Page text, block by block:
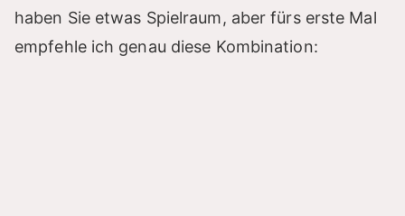
haben Sie etwas Spielraum, aber fürs erste Mal
empfehle ich genau diese Kombination: